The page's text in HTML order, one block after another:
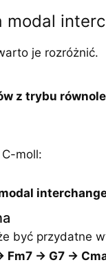
modal
je rozróżnić.
z trybu
moll:
być przydatne
Fm7 → G7 →